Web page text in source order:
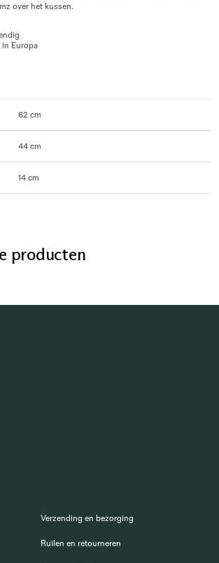
over het kussen.
in Europa
62 cm
44 cm
14 cm
producten
Verzending en bezorging
Ruilen en retourneren